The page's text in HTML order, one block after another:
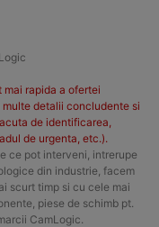
rapida a ofertei
detalii concludente si
de identificarea,
de urgenta, etc.).
ce pot interveni, intrerupe
din industrie, facem
scurt timp si cu cele mai
piese de schimb pt.
CamLogic.